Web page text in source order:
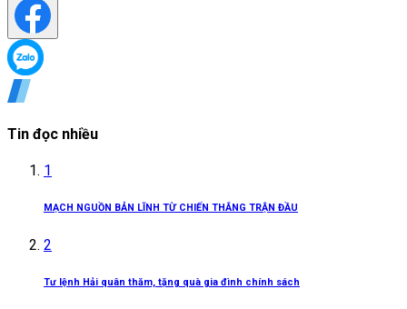
Tin đọc nhiều
1
MẠCH NGUỒN BẢN LĨNH TỪ CHIẾN THẮNG TRẬN ĐẦU
2
Tư lệnh Hải quân thăm, tặng quà gia đình chính sách